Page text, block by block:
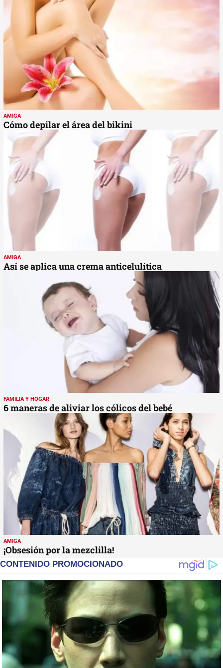
AMIGA
Cómo depilar el área del bikini
AMIGA
Así se aplica una crema anticelulítica
FAMILIA Y HOGAR
6 maneras de aliviar los cólicos del bebé
AMIGA
¡Obsesión por la mezclilla!
CONTENIDO PROMOCIONADO